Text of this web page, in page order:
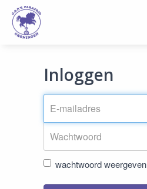
Inloggen
wachtwoord weergeven